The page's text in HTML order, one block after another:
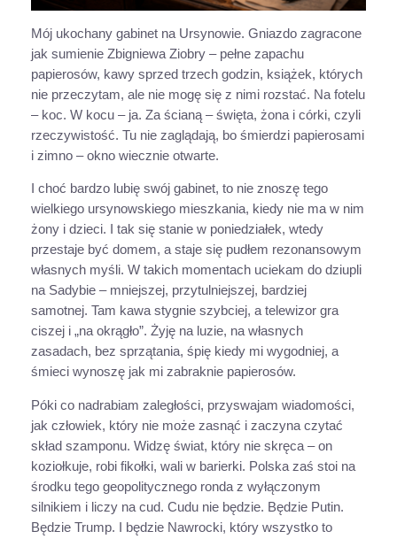
Mój ukochany gabinet na Ursynowie. Gniazdo zagracone
jak sumienie Zbigniewa Ziobry – pełne zapachu
papierosów, kawy sprzed trzech godzin, książek, których
nie przeczytam, ale nie mogę się z nimi rozstać. Na fotelu
– koc. W kocu – ja. Za ścianą – święta, żona i córki, czyli
rzeczywistość. Tu nie zaglądają, bo śmierdzi papierosami
i zimno – okno wiecznie otwarte.
I choć bardzo lubię swój gabinet, to nie znoszę tego
wielkiego ursynowskiego mieszkania, kiedy nie ma w nim
żony i dzieci. I tak się stanie w poniedziałek, wtedy
przestaje być domem, a staje się pudłem rezonansowym
własnych myśli. W takich momentach uciekam do dziupli
na Sadybie – mniejszej, przytulniejszej, bardziej
samotnej. Tam kawa stygnie szybciej, a telewizor gra
ciszej i „na okrągło”. Żyję na luzie, na własnych
zasadach, bez sprzątania, śpię kiedy mi wygodniej, a
śmieci wynoszę jak mi zabraknie papierosów.
Póki co nadrabiam zaległości, przyswajam wiadomości,
jak człowiek, który nie może zasnąć i zaczyna czytać
skład szamponu. Widzę świat, który nie skręca – on
koziołkuje, robi fikołki, wali w barierki. Polska zaś stoi na
środku tego geopolitycznego ronda z wyłączonym
silnikiem i liczy na cud. Cudu nie będzie. Będzie Putin.
Będzie Trump. I będzie Nawrocki, który wszystko to